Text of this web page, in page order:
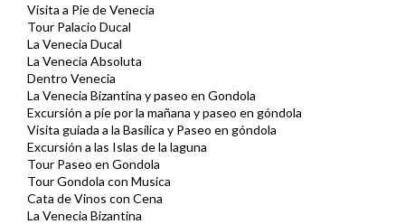
Visita a Pie de Venecia
Tour Palacio Ducal
La Venecia Ducal
La Venecia Absoluta
Dentro Venecia
La Venecia Bizantina y paseo en Gondola
Excursión a pie por la mañana y paseo en góndola
Visita guiada a la Basílica y Paseo en góndola
Excursión a las Islas de la laguna
Tour Paseo en Gondola
Tour Gondola con Musica
Cata de Vinos con Cena
La Venecia Bizantina